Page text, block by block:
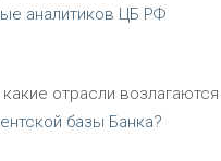
аналитиков ЦБ РФ
отрасли возлагаются
базы Банка?